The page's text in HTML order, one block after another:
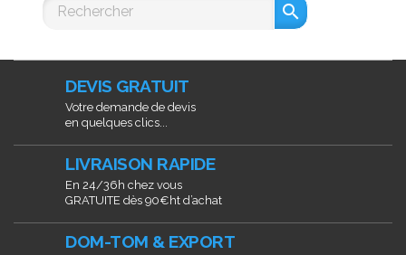

DEVIS GRATUIT
Votre demande de devis
en quelques clics...
LIVRAISON RAPIDE
En 24/36h chez vous
GRATUITE dès 90€ht d’achat
DOM-TOM & EXPORT